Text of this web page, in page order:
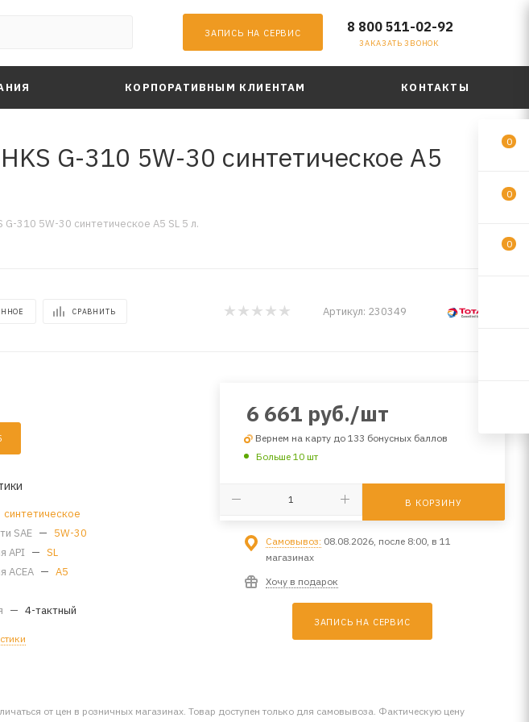
ЗАПИСЬ НА СЕРВИС 8 800 511-02-92
ЗАКАЗАТЬ ЗВОНОК
КОРПОРАТИВНЫМ КЛИЕНТАМ КОНТАКТЫ
G-310 5W-30 синтетическое A5
310 5W-30 синтетическое A5 SL 5 л.
СРАВНИТЬ Артикул: 230349
синтетическое
SAE — 5W-30
API — SL
ACEA — A5
— 4-тактный
6 661 руб./шт
Вернем на карту до 133 бонусных баллов
Больше 10 шт
В КОРЗИНУ
Самовывоз: 08.08.2026, после 8:00, в 11
магазинах
Хочу в подарок
ЗАПИСЬ НА СЕРВИС
от цен в розничных магазинах. Товар доступен только для самовывоза. Фактическую цену
0
0
0